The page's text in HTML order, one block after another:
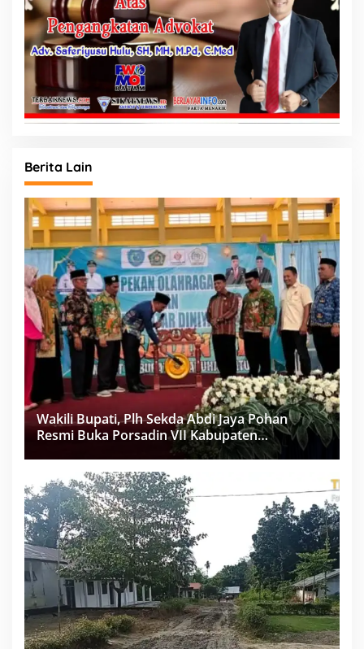
Berita Lain
Wakili Bupati, Plh Sekda Abdi Jaya Pohan
Resmi Buka Porsadin VII Kabupaten